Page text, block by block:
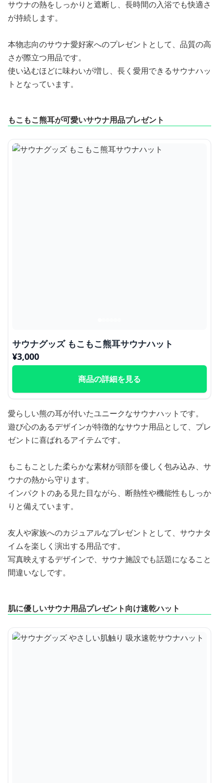
サウナの熱をしっかりと遮断し、長時間の入浴でも快適さ
が持続します。
本物志向のサウナ愛好家へのプレゼントとして、品質の高
さが際立つ用品です。
使い込むほどに味わいが増し、長く愛用できるサウナハッ
トとなっています。
もこもこ熊耳が可愛いサウナ用品プレゼント
サウナグッズ もこもこ熊耳サウナハット
¥3,000
商品の詳細を見る
愛らしい熊の耳が付いたユニークなサウナハットです。
遊び心のあるデザインが特徴的なサウナ用品として、プレ
ゼントに喜ばれるアイテムです。
もこもことした柔らかな素材が頭部を優しく包み込み、サ
ウナの熱から守ります。
インパクトのある見た目ながら、断熱性や機能性もしっか
りと備えています。
友人や家族へのカジュアルなプレゼントとして、サウナタ
イムを楽しく演出する用品です。
写真映えするデザインで、サウナ施設でも話題になること
間違いなしです。
肌に優しいサウナ用品プレゼント向け速乾ハット